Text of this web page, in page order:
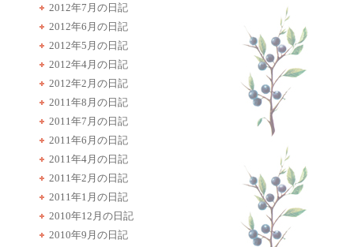
2012年7月の日記
2012年6月の日記
2012年5月の日記
2012年4月の日記
2012年2月の日記
2011年8月の日記
2011年7月の日記
2011年6月の日記
2011年4月の日記
2011年2月の日記
2011年1月の日記
2010年12月の日記
2010年9月の日記